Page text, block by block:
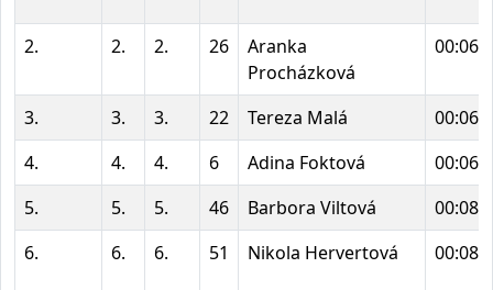
2. 2. 2. 26
Aranka
Procházková
3. 3. 3. 22 Tereza Malá
4.
4. 4. 6 Adina Foktová
5.
5. 5. 46 Barbora Viltová
6.
6. 6. 51 Nikola Hervertová